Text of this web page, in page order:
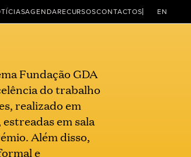
AGENDARECURSOSCONTACTOS EN
Fundação GDA
do trabalho
realizado em
em sala
Além disso,
e